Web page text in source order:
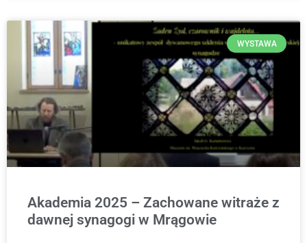
WYSTAWA
Akademia 2025 – Zachowane witraże z
dawnej synagogi w Mrągowie